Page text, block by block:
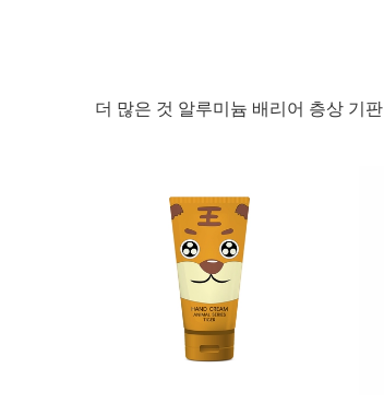
더 많은 것 알루미늄 배리어 층상 기판